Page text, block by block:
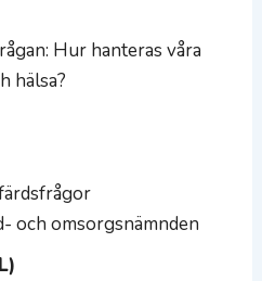
Hur hanteras våra
hälsa?
och omsorgsnämnden